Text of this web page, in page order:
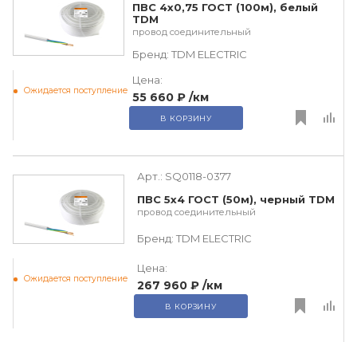
ПВС 4х0,75 ГОСТ (100м), белый
TDM
провод соединительный
Бренд: TDM ЕLECTRIC
Ожидается поступление
Цена:
55 660 ₽ /км
В КОРЗИНУ
Арт.: SQ0118-0377
ПВС 5х4 ГОСТ (50м), черный TDM
провод соединительный
Бренд: TDM ЕLECTRIC
Ожидается поступление
Цена:
267 960 ₽ /км
В КОРЗИНУ